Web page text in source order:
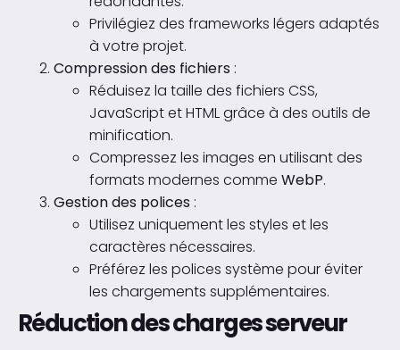
Privilégiez des frameworks légers adaptés
à votre projet.
Compression des fichiers :
Réduisez la taille des fichiers CSS,
JavaScript et HTML grâce à des outils de
minification.
Compressez les images en utilisant des
formats modernes comme WebP.
Gestion des polices :
Utilisez uniquement les styles et les
caractères nécessaires.
Préférez les polices système pour éviter
les chargements supplémentaires.
Réduction des charges serveur